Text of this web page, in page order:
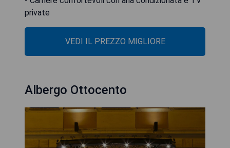
private
VEDI IL PREZZO MIGLIORE
Albergo Ottocento